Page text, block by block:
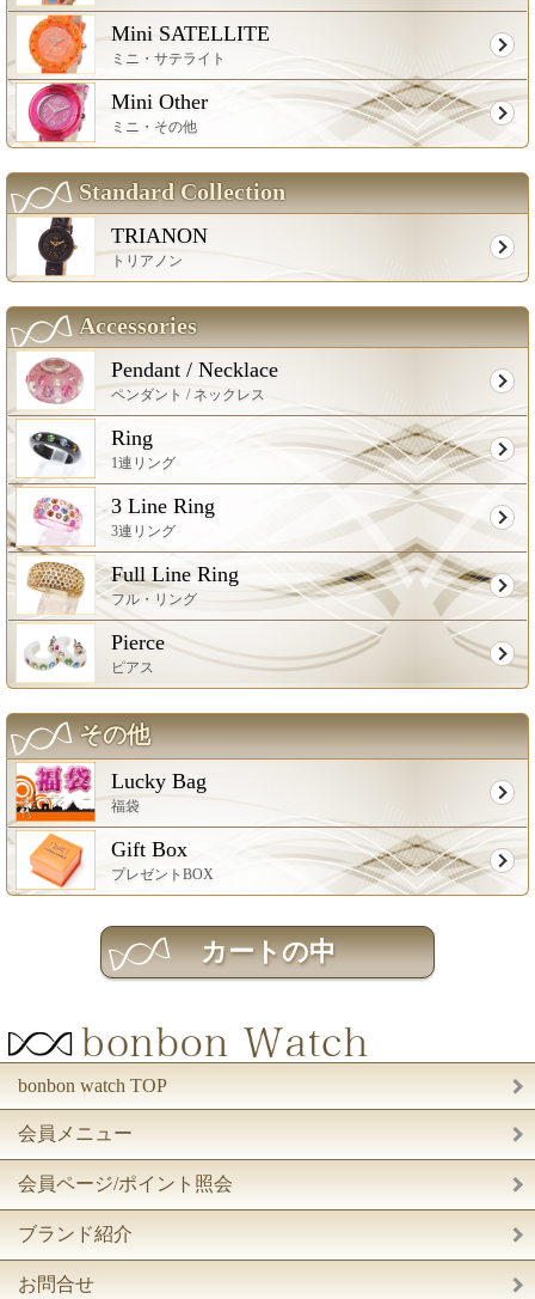
Mini SATELLITE
ミニ・サテライト
Mini Other
ミニ・その他
Standard Collection
TRIANON
トリアノン
Accessories
Pendant / Necklace
ペンダント / ネックレス
Ring
1連リング
3 Line Ring
3連リング
Full Line Ring
フル・リング
Pierce
ピアス
その他
Lucky Bag
福袋
Gift Box
プレゼントBOX
bonbon watch TOP
会員メニュー
会員ページ/ポイント照会
ブランド紹介
お問合せ